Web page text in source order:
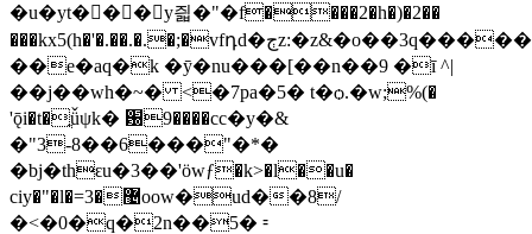
�u�yt�􆬽�񜲈�y즯�"�f����2�h�)�2��
���kx5(h�'�.��.�.�;�vfդd�ڄz:�z&�o��3q�����
��e�aq�k �ӯ�nu���[��n��9 �ī ^|
��j��wh�~� <�7pa�5� t�ѻ.�w;%(�
'ǭi�t�ֲǚψk� ԰9����cc�y�&
�"3-8��6���"�*�
�bj�thԑu�3��'ӧwƒ�k>�l��u�
ciy�"�l�=޴�3oow�ud��8/
�<�0�q�2n��5� ⹀